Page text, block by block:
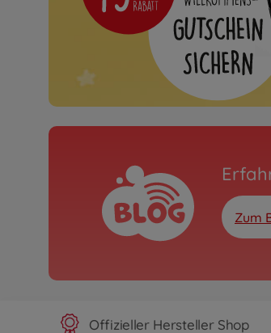
Zum
Offizieller Hersteller Shop